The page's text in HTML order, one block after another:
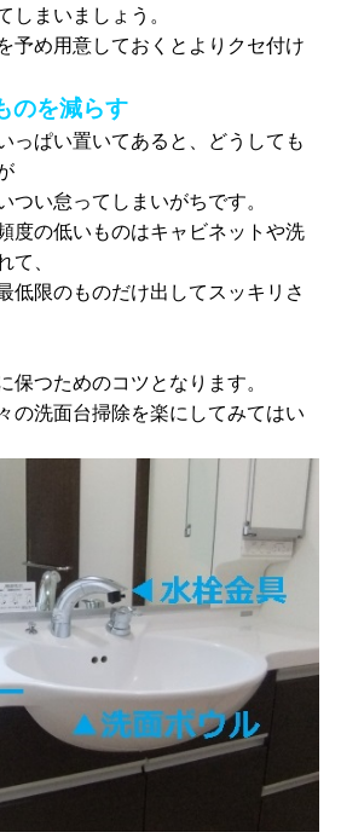
しまいましょう。
予め用意しておくとよりクセ付け
を減らす
っぱい置いてあると、どうしても
つい怠ってしまいがちです。
度の低いものはキャビネットや洗
、
低限のものだけ出してスッキリさ
保つためのコツとなります。
の洗面台掃除を楽にしてみてはい